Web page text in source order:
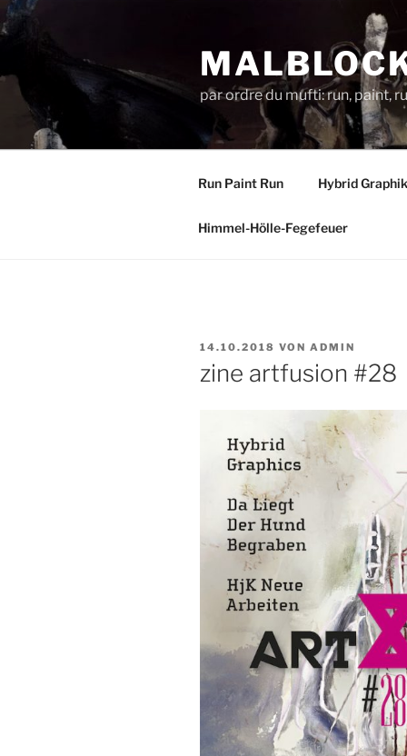
Zum
Inhalt
par ordre du mufti: run, paint,
Run Paint Run Hybrid Graphik
Himmel-Hölle-Fegefeuer
VERÖFFENTLICHT
AM
14.10.2018 VON ADMIN
zine artfusion #28